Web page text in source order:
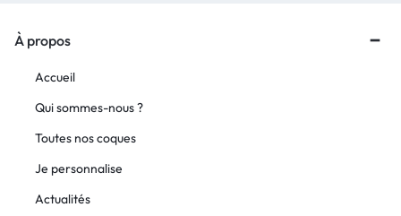
À propos
Accueil
Qui sommes-nous ?
Toutes nos coques
Je personnalise
Actualités